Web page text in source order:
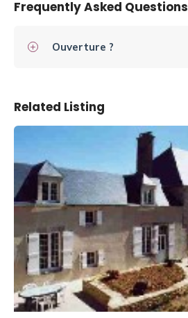
Frequently Asked Questions
Ouverture ?
Related Listing